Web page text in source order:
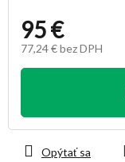
95 €
77,24 € bez DPH
Jednotková
Opýtať sa